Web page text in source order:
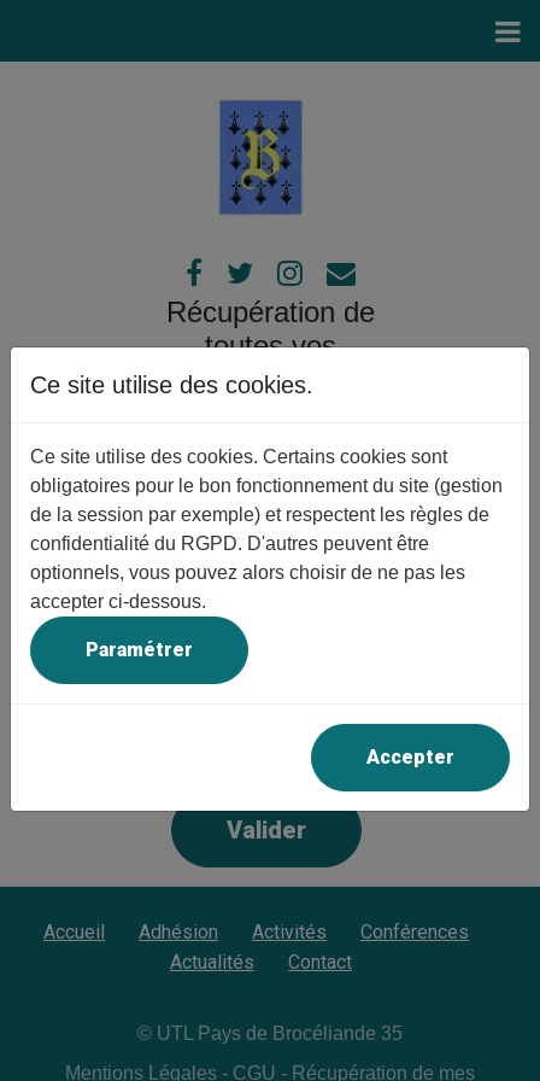
Récupération de
toutes vos
informations
l'année en cours
Remplissez le formulaire
ci-dessous.
Votre email
Votre numéro
Valider
Accueil Adhésion Activités
Conférences
Actualités
Contact
© UTL Pays de Brocéliande 35
Mentions Légales - CGU - Récupération de mes
Ce site utilise des cookies.
Ce site utilise des cookies. Certains cookies sont
obligatoires pour le bon fonctionnement du site (gestion
de la session par exemple) et respectent les règles de
confidentialité du RGPD. D'autres peuvent être
optionnels, vous pouvez alors choisir de ne pas les
accepter ci-dessous.
Paramétrer
Accepter